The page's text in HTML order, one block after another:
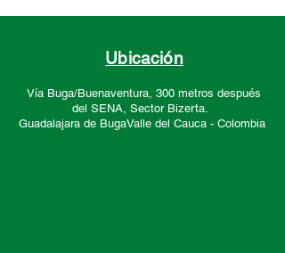
Ubicación
Vía Buga/Buenaventura, 300 metros después
del SENA, Sector Bizerta.
Guadalajara de BugaValle del Cauca - Colombia